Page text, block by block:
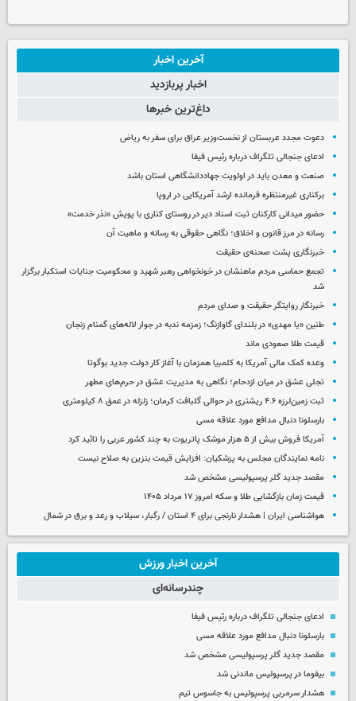
آخرین اخبار
اخبار پربازدید
داغ‌ترین خبرها
دعوت مجدد عربستان از نخست‌وزیر عراق برای سفر به ریاض
ادعای جنجالی تلگراف درباره رئیس فیفا
صنعت و معدن باید در اولویت جهاددانشگاهی استان باشد
برکناری غیرمنتظره فرمانده ارشد آمریکایی در اروپا
حضور میدانی کارکنان ثبت اسناد دیر در روستای کناری با پویش «نذر خدمت»
رسانه در مرز قانون و اخلاق؛ نگاهی حقوقی به رسانه و ماهیت آن
خبرنگاری پشت صحنه‌ی حقیقت
تجمع حماسی مردم ماهنشان در خونخواهی رهبر شهید و محکومیت جنایات استکبار برگزار
شد
خبرنگار روایتگر حقیقت و صدای مردم
طنین «یا مهدی» در بلندای گاوازنگ؛ زمزمه ندبه در جوار لاله‌های گمنام زنجان
قیمت طلا صعودی ماند
وعده کمک مالی آمریکا به کلمبیا همزمان با آغاز کار دولت جدید بوگوتا
تجلی عشق در میان ازدحام؛ نگاهی به مدیریت عشق در حرم‌های مطهر
ثبت زمین‌لرزه ۴.۶ ریشتری در حوالی گلبافت کرمان؛ زلزله در عمق ۸ کیلومتری
بارسلونا دنبال مدافع مورد علاقه مسی
آمریکا فروش بیش از ۵ هزار موشک پاتریوت به چند کشور عربی را تائید کرد
نامه نمایندگان مجلس به پزشکیان: افزایش قیمت بنزین به صلاح نیست
مقصد جدید گلر پرسپولیسی مشخص شد
قیمت زمان بازگشایی طلا و سکه امروز ۱۷ مرداد ۱۴۰۵
هواشناسی ایران | هشدار نارنجی برای ۴ استان / رگبار، سیلاب و رعد و برق در شمال
آخرین اخبار ورزش
چندرسانه‌ای
ادعای جنجالی تلگراف درباره رئیس فیفا
بارسلونا دنبال مدافع مورد علاقه مسی
مقصد جدید گلر پرسپولیسی مشخص شد
بیفوما در پرسپولیس ماندنی شد
هشدار سرمربی پرسپولیس به جاسوس تیم